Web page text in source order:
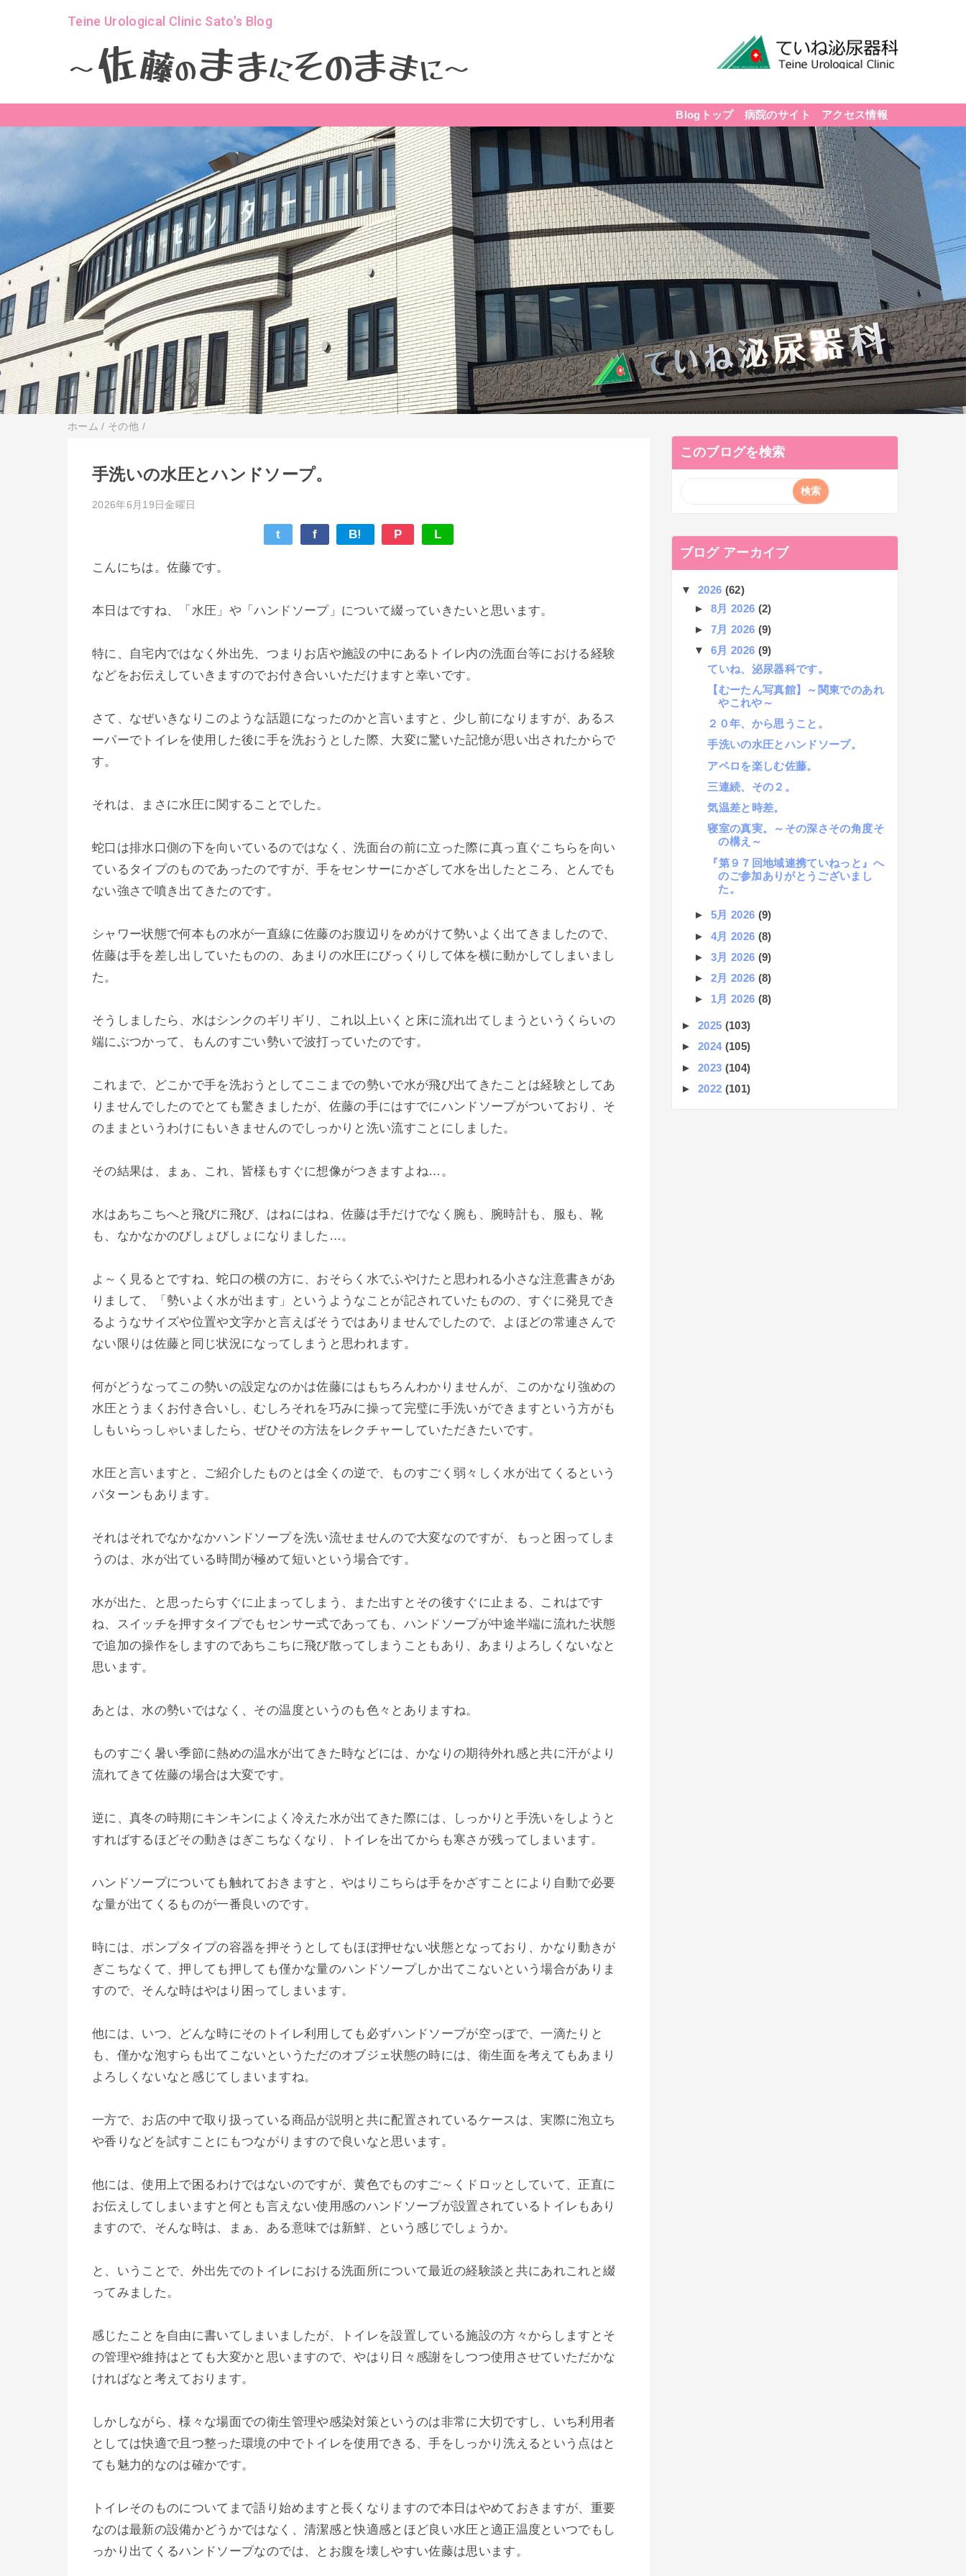
Teine Urological Clinic Sato’s Blog
～佐藤のままにそのままに～
Blogトップ 病院のサイト アクセス情報
ホーム / その他 /
手洗いの水圧とハンドソープ。
2026年6月19日金曜日
t f B! P L
こんにちは。佐藤です。
本日はですね、「水圧」や「ハンドソープ」について綴っていきたいと思います。
特に、自宅内ではなく外出先、つまりお店や施設の中にあるトイレ内の洗面台等における経験
などをお伝えしていきますのでお付き合いいただけますと幸いです。
さて、なぜいきなりこのような話題になったのかと言いますと、少し前になりますが、あるス
ーパーでトイレを使用した後に手を洗おうとした際、大変に驚いた記憶が思い出されたからで
す。
それは、まさに水圧に関することでした。
蛇口は排水口側の下を向いているのではなく、洗面台の前に立った際に真っ直ぐこちらを向い
ているタイプのものであったのですが、手をセンサーにかざして水を出したところ、とんでも
ない強さで噴き出てきたのです。
シャワー状態で何本もの水が一直線に佐藤のお腹辺りをめがけて勢いよく出てきましたので、
佐藤は手を差し出していたものの、あまりの水圧にびっくりして体を横に動かしてしまいまし
た。
そうしましたら、水はシンクのギリギリ、これ以上いくと床に流れ出てしまうというくらいの
端にぶつかって、もんのすごい勢いで波打っていたのです。
これまで、どこかで手を洗おうとしてここまでの勢いで水が飛び出てきたことは経験としてあ
りませんでしたのでとても驚きましたが、佐藤の手にはすでにハンドソープがついており、そ
のままというわけにもいきませんのでしっかりと洗い流すことにしました。
その結果は、まぁ、これ、皆様もすぐに想像がつきますよね…。
水はあちこちへと飛びに飛び、はねにはね、佐藤は手だけでなく腕も、腕時計も、服も、靴
も、なかなかのびしょびしょになりました…。
よ～く見るとですね、蛇口の横の方に、おそらく水でふやけたと思われる小さな注意書きがあ
りまして、「勢いよく水が出ます」というようなことが記されていたものの、すぐに発見でき
るようなサイズや位置や文字かと言えばそうではありませんでしたので、よほどの常連さんで
ない限りは佐藤と同じ状況になってしまうと思われます。
何がどうなってこの勢いの設定なのかは佐藤にはもちろんわかりませんが、このかなり強めの
水圧とうまくお付き合いし、むしろそれを巧みに操って完璧に手洗いができますという方がも
しもいらっしゃいましたら、ぜひその方法をレクチャーしていただきたいです。
水圧と言いますと、ご紹介したものとは全くの逆で、ものすごく弱々しく水が出てくるという
パターンもあります。
それはそれでなかなかハンドソープを洗い流せませんので大変なのですが、もっと困ってしま
うのは、水が出ている時間が極めて短いという場合です。
水が出た、と思ったらすぐに止まってしまう、また出すとその後すぐに止まる、これはです
ね、スイッチを押すタイプでもセンサー式であっても、ハンドソープが中途半端に流れた状態
で追加の操作をしますのであちこちに飛び散ってしまうこともあり、あまりよろしくないなと
思います。
あとは、水の勢いではなく、その温度というのも色々とありますね。
ものすごく暑い季節に熱めの温水が出てきた時などには、かなりの期待外れ感と共に汗がより
流れてきて佐藤の場合は大変です。
逆に、真冬の時期にキンキンによく冷えた水が出てきた際には、しっかりと手洗いをしようと
すればするほどその動きはぎこちなくなり、トイレを出てからも寒さが残ってしまいます。
ハンドソープについても触れておきますと、やはりこちらは手をかざすことにより自動で必要
な量が出てくるものが一番良いのです。
時には、ポンプタイプの容器を押そうとしてもほぼ押せない状態となっており、かなり動きが
ぎこちなくて、押しても押しても僅かな量のハンドソープしか出てこないという場合がありま
すので、そんな時はやはり困ってしまいます。
他には、いつ、どんな時にそのトイレ利用しても必ずハンドソープが空っぽで、一滴たりと
も、僅かな泡すらも出てこないというただのオブジェ状態の時には、衛生面を考えてもあまり
よろしくないなと感じてしまいますね。
一方で、お店の中で取り扱っている商品が説明と共に配置されているケースは、実際に泡立ち
や香りなどを試すことにもつながりますので良いなと思います。
他には、使用上で困るわけではないのですが、黄色でものすご～くドロッとしていて、正直に
お伝えしてしまいますと何とも言えない使用感のハンドソープが設置されているトイレもあり
ますので、そんな時は、まぁ、ある意味では新鮮、という感じでしょうか。
と、いうことで、外出先でのトイレにおける洗面所について最近の経験談と共にあれこれと綴
ってみました。
感じたことを自由に書いてしまいましたが、トイレを設置している施設の方々からしますとそ
の管理や維持はとても大変かと思いますので、やはり日々感謝をしつつ使用させていただかな
ければなと考えております。
しかしながら、様々な場面での衛生管理や感染対策というのは非常に大切ですし、いち利用者
としては快適で且つ整った環境の中でトイレを使用できる、手をしっかり洗えるという点はと
ても魅力的なのは確かです。
トイレそのものについてまで語り始めますと長くなりますので本日はやめておきますが、重要
なのは最新の設備かどうかではなく、清潔感と快適感とほど良い水圧と適正温度といつでもし
っかり出てくるハンドソープなのでは、とお腹を壊しやすい佐藤は思います。
このブログを検索
ブログ アーカイブ
▼ 2026 (62)
► 8月 2026 (2)
► 7月 2026 (9)
▼ 6月 2026 (9)
ていね、泌尿器科です。
【むーたん写真館】～関東でのあれ
やこれや～
２０年、から思うこと。
手洗いの水圧とハンドソープ。
アペロを楽しむ佐藤。
三連続、その２。
気温差と時差。
寝室の真実。～その深さその角度そ
の構え～
『第９７回地域連携ていねっと』へ
のご参加ありがとうございまし
た。
► 5月 2026 (9)
► 4月 2026 (8)
► 3月 2026 (9)
► 2月 2026 (8)
► 1月 2026 (8)
► 2025 (103)
► 2024 (105)
► 2023 (104)
► 2022 (101)